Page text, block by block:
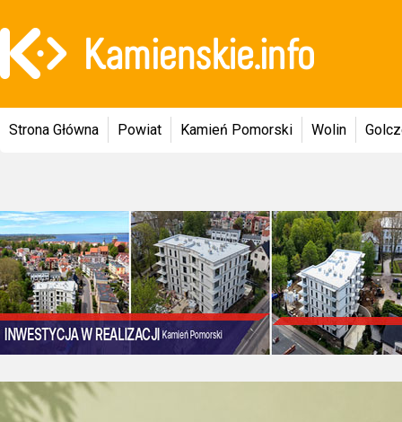
Strona Główna Powiat Kamień Pomorski Wolin